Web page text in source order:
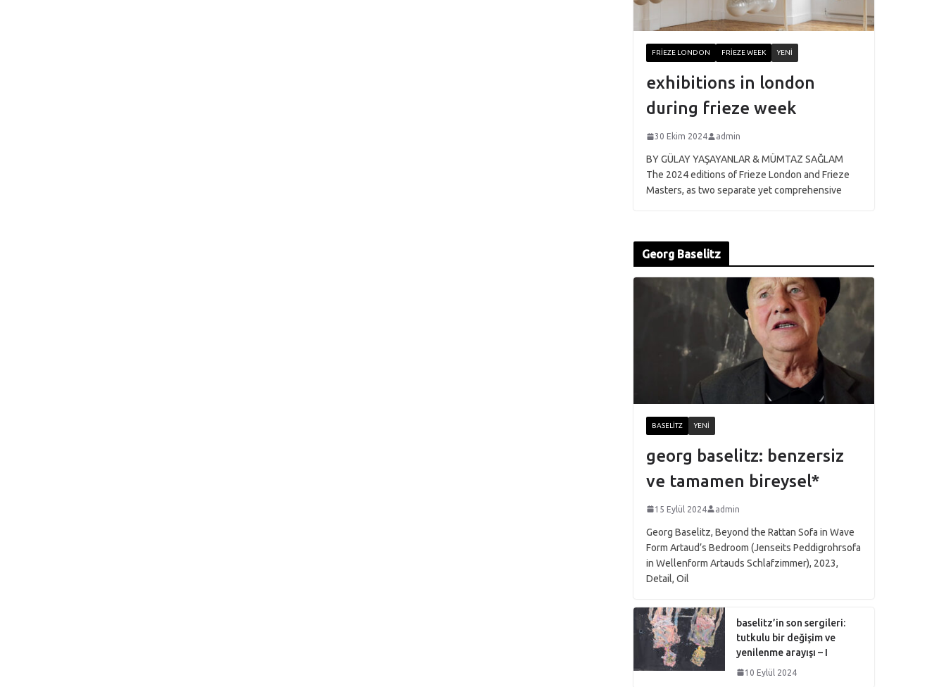
FRIEZE LONDON FRIEZE WEEK YENI
exhibitions in london
during frieze week
30 Ekim 2024 admin
BY GÜLAY YAŞAYANLAR & MÜMTAZ SAĞLAM
The 2024 editions of Frieze London and Frieze
Masters, as two separate yet comprehensive
Georg Baselitz
BASELITZ YENI
georg baselitz: benzersiz
ve tamamen bireysel*
15 Eylül 2024 admin
Georg Baselitz, Beyond the Rattan Sofa in Wave
Form Artaud’s Bedroom (Jenseits Peddigrohrsofa
in Wellenform Artauds Schlafzimmer), 2023,
Detail, Oil
baselitz’in son sergileri:
tutkulu bir değişim ve
yenilenme arayışı – I
10 Eylül 2024